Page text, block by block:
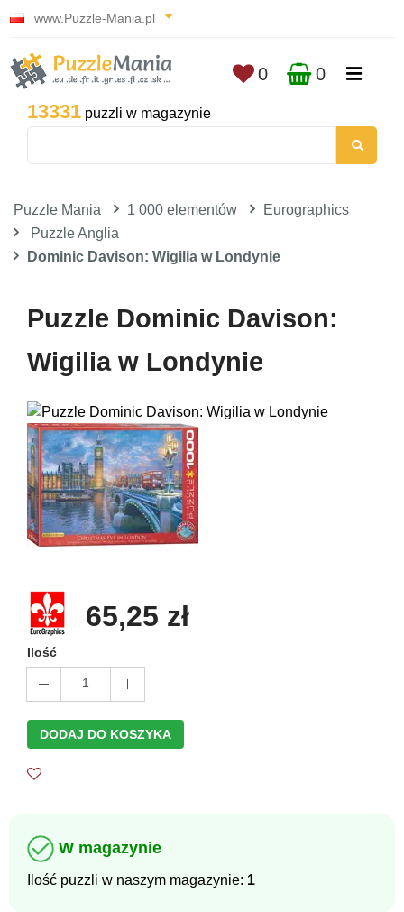
www.Puzzle-Mania.pl
13331 puzzli w magazynie
0 0
Puzzle Mania 1 000 elementów
Eurographics
Puzzle Anglia
Dominic Davison: Wigilia w Londynie
Puzzle Dominic Davison:
Wigilia w Londynie
65,25 zł
Ilość
1
DODAJ DO KOSZYKA
W magazynie
Ilość puzzli w naszym magazynie: 1